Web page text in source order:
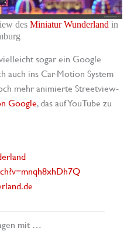
des Miniatur Wunderland in
sogar ein Google
auch ins Car-Motion System
mehr animierte Streetview-
Google, das auf YouTube zu
mit …